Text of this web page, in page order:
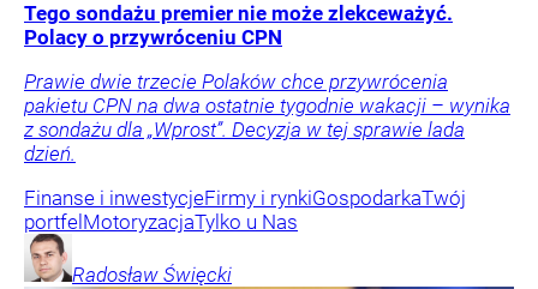
Tego sondażu premier nie może zlekceważyć.
Polacy o przywróceniu CPN
Prawie dwie trzecie Polaków chce przywrócenia
pakietu CPN na dwa ostatnie tygodnie wakacji – wynika
z sondażu dla „Wprost”. Decyzja w tej sprawie lada
dzień.
Finanse i inwestycjeFirmy i rynkiGospodarkaTwój
portfel MotoryzacjaTylko u Nas
Radosław Święcki